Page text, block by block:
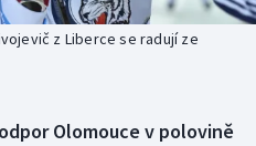
z Liberce se radují ze
Olomouce v polovině